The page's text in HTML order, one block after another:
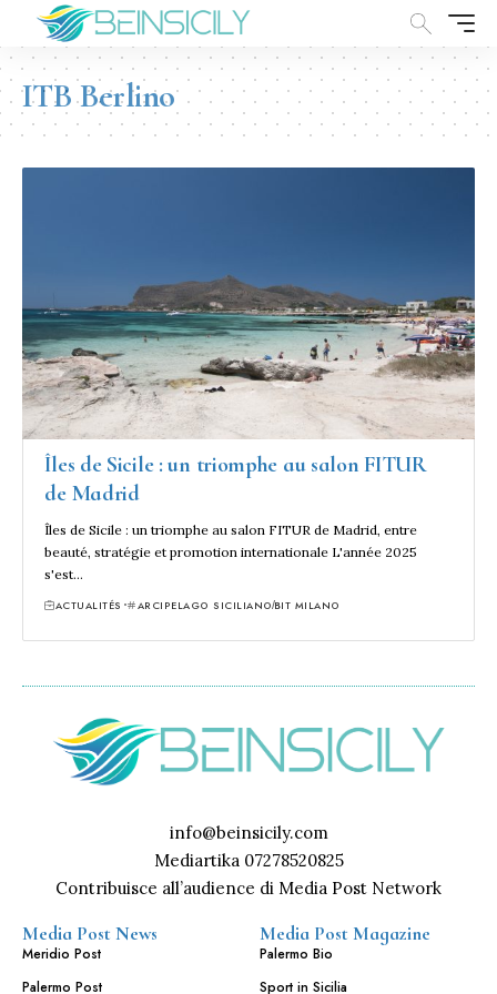
ITB Berlino
Îles de Sicile : un triomphe au salon FITUR
de Madrid
Îles de Sicile : un triomphe au salon FITUR de Madrid, entre
beauté, stratégie et promotion internationale L'année 2025
s'est…
ACTUALITÉS ARCIPELAGO SICILIANOBIT MILANO
info@beinsicily.com
Mediartika 07278520825
Contribuisce all’audience di Media Post Network
Media Post News
Meridio Post
Palermo Post
Media Post Magazine
Palermo Bio
Sport in Sicilia